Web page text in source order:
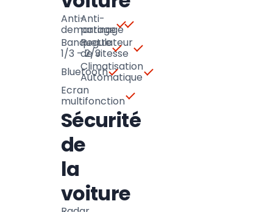
Anti-
demarrage
Anti-
patinage
Banquette
1/3 - 2/3
Regulateur
de vitesse
Bluetooth
Climatisation
Automatique
Ecran
multifonction
Sécurité
de
la
voiture